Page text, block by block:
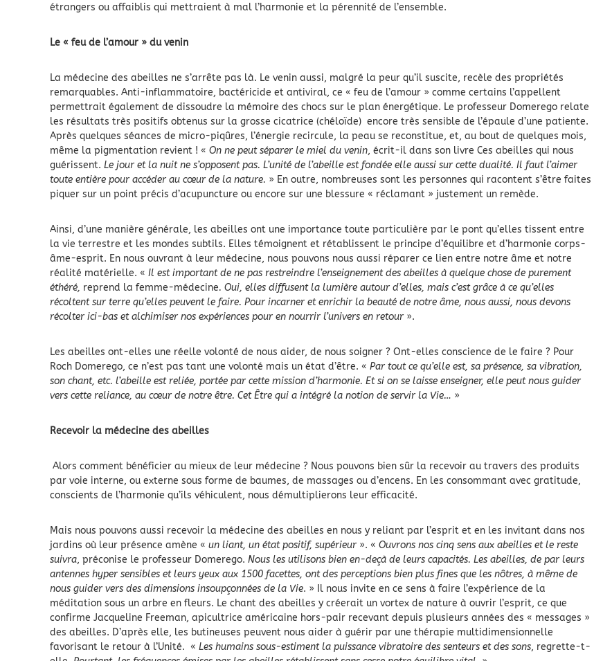
étrangers ou affaiblis qui mettraient à mal l’harmonie et la pérennité de l’ensemble.
Le « feu de l’amour » du venin
La médecine des abeilles ne s’arrête pas là. Le venin aussi, malgré la peur qu’il suscite, recèle des propriétés
remarquables. Anti-inflammatoire, bactéricide et antiviral, ce « feu de l’amour » comme certains l’appellent
permettrait également de dissoudre la mémoire des chocs sur le plan énergétique. Le professeur Domerego relate
les résultats très positifs obtenus sur la grosse cicatrice (chéloïde) encore très sensible de l’épaule d’une patiente.
Après quelques séances de micro-piqûres, l’énergie recircule, la peau se reconstitue, et, au bout de quelques mois,
même la pigmentation revient ! « On ne peut séparer le miel du venin, écrit-il dans son livre Ces abeilles qui nous
guérissent. Le jour et la nuit ne s’opposent pas. L’unité de l’abeille est fondée elle aussi sur cette dualité. Il faut l’aimer
toute entière pour accéder au cœur de la nature. » En outre, nombreuses sont les personnes qui racontent s’être faites
piquer sur un point précis d’acupuncture ou encore sur une blessure « réclamant » justement un remède.
Ainsi, d’une manière générale, les abeilles ont une importance toute particulière par le pont qu’elles tissent entre
la vie terrestre et les mondes subtils. Elles témoignent et rétablissent le principe d’équilibre et d’harmonie corps-
âme-esprit. En nous ouvrant à leur médecine, nous pouvons nous aussi réparer ce lien entre notre âme et notre
réalité matérielle. « Il est important de ne pas restreindre l’enseignement des abeilles à quelque chose de purement
éthéré, reprend la femme-médecine. Oui, elles diffusent la lumière autour d’elles, mais c’est grâce à ce qu’elles
récoltent sur terre qu’elles peuvent le faire. Pour incarner et enrichir la beauté de notre âme, nous aussi, nous devons
récolter ici-bas et alchimiser nos expériences pour en nourrir l’univers en retour ».
Les abeilles ont-elles une réelle volonté de nous aider, de nous soigner ? Ont-elles conscience de le faire ? Pour
Roch Domerego, ce n’est pas tant une volonté mais un état d’être. « Par tout ce qu’elle est, sa présence, sa vibration,
son chant, etc. l’abeille est reliée, portée par cette mission d’harmonie. Et si on se laisse enseigner, elle peut nous guider
vers cette reliance, au cœur de notre être. Cet Être qui a intégré la notion de servir la Vie… »
Recevoir la médecine des abeilles
Alors comment bénéficier au mieux de leur médecine ? Nous pouvons bien sûr la recevoir au travers des produits
par voie interne, ou externe sous forme de baumes, de massages ou d’encens. En les consommant avec gratitude,
conscients de l’harmonie qu’ils véhiculent, nous démultiplierons leur efficacité.
Mais nous pouvons aussi recevoir la médecine des abeilles en nous y reliant par l’esprit et en les invitant dans nos
jardins où leur présence amène « un liant, un état positif, supérieur ». « Ouvrons nos cinq sens aux abeilles et le reste
suivra, préconise le professeur Domerego. Nous les utilisons bien en-deçà de leurs capacités. Les abeilles, de par leurs
antennes hyper sensibles et leurs yeux aux 1500 facettes, ont des perceptions bien plus fines que les nôtres, à même de
nous guider vers des dimensions insoupçonnées de la Vie. » Il nous invite en ce sens à faire l’expérience de la
méditation sous un arbre en fleurs. Le chant des abeilles y créerait un vortex de nature à ouvrir l’esprit, ce que
confirme Jacqueline Freeman, apicultrice américaine hors-pair recevant depuis plusieurs années des « messages »
des abeilles. D’après elle, les butineuses peuvent nous aider à guérir par une thérapie multidimensionnelle
favorisant le retour à l’Unité. « Les humains sous-estiment la puissance vibratoire des senteurs et des sons, regrette-t-